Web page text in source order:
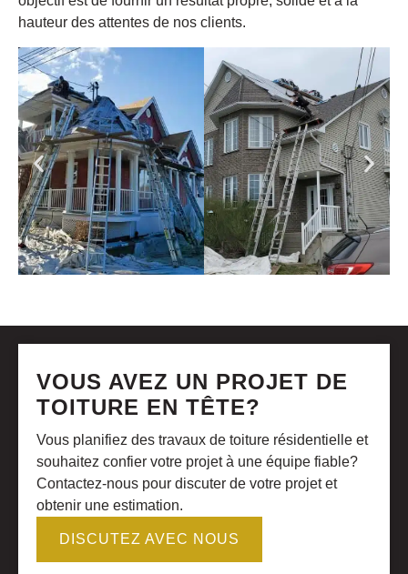
hauteur des attentes de nos clients.
VOUS AVEZ UN PROJET DE
TOITURE EN TÊTE?
Vous planifiez des travaux de toiture résidentielle et
souhaitez confier votre projet à une équipe fiable?
Contactez-nous pour discuter de votre projet et
obtenir une estimation.
DISCUTEZ AVEC NOUS